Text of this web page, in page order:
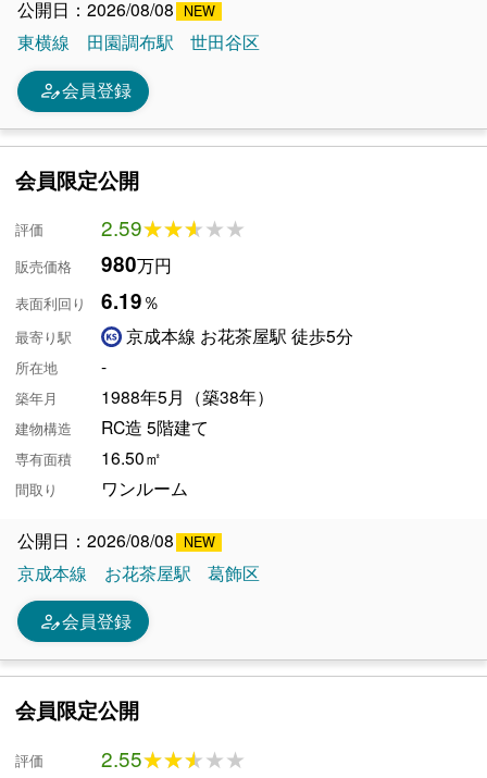
公開日：2026/08/08
東横線
田園調布駅 世田谷区
person_edit会員登録
会員限定公開
評価 2.59★★★★★
★★★★★
販売価格 980万円
表面利回り 6.19％
最寄り駅 京成本線 お花茶屋駅 徒歩5分
所在地 -
築年月 1988年5月（築38年）
建物構造 RC造 5階建て
専有面積 16.50㎡
間取り ワンルーム
公開日：2026/08/08
京成本線
お花茶屋駅 葛飾区
person_edit会員登録
会員限定公開
評価 2.55★★★★★
★★★★★